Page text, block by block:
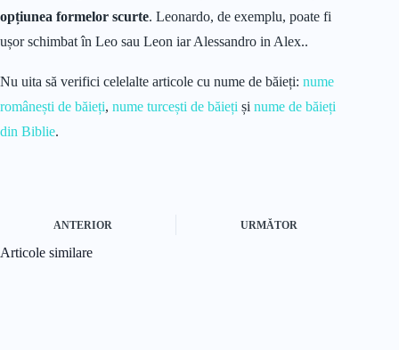
opțiunea formelor scurte. Leonardo, de exemplu, poate fi
ușor schimbat în Leo sau Leon iar Alessandro in Alex..
Nu uita să verifici celelalte articole cu nume de băieți: nume
românești de băieți, nume turcești de băieți și nume de băieți
din Biblie.
ANTERIOR URMĂTOR
Articole similare